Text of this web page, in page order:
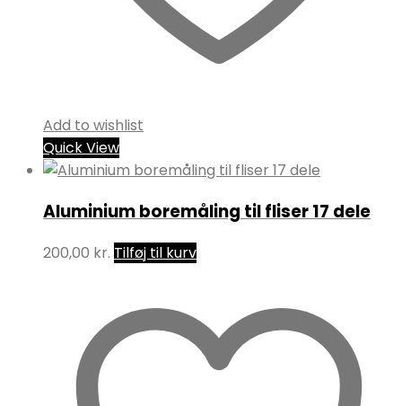
Add to wishlist
Quick View
Aluminium boremåling til fliser 17 dele
200,00 kr. Tilføj til kurv